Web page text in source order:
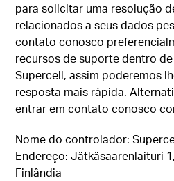
para solicitar uma resolução
relacionados a seus dados
contato conosco
recursos de suporte dentro
Supercell, assim poderemos
resposta mais rápida.
entrar em contato conosco
Nome do controlador:
Endereço: Jätkäsaarenlaituri
Finlândia